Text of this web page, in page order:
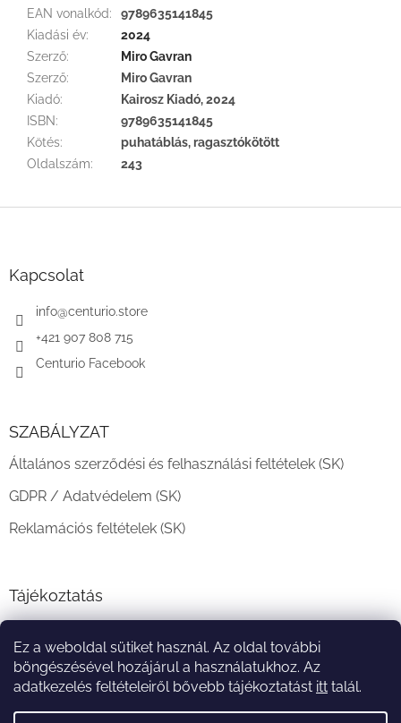
Ez a weboldal sütiket használ. Az oldal további
böngészésével hozájárul a használatukhoz. Az
adatkezelés feltételeiről bővebb tájékoztatást itt talál.
EAN vonalkód:
9789635141845
Kiadási év:
2024
Szerző:
Miro Gavran
Szerző:
Miro Gavran
Kiadó:
Kairosz Kiadó, 2024
ISBN:
9789635141845
Kötés:
puhatáblás, ragasztókötött
Oldalszám: 243
Kapcsolat
info@centurio.store
+421 907 808 715
Centurio Facebook
SZABÁLYZAT
Általános szerződési és felhasználási feltételek (SK)
GDPR / Adatvédelem (SK)
Reklamációs feltételek (SK)
Tájékoztatás
A vásárlás menete